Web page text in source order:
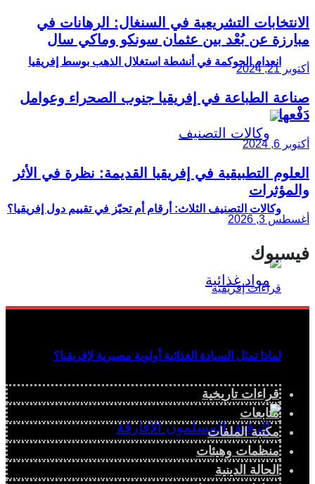
انعدام الحوكمة في أنشطة استغلال الذهب بوسط إفريقيا
وكالات التصنيف الثلاث: أرقام أم تحيّز في تقييم دول إفريقيا؟
لماذا تمثل السيادة الغذائية أولوية مصيرية لإفريقيا؟
الانتخابات التشريعية في السنغال: الرهانات في
مبارزة عن بُعْد بين عثمان سونكو وماكي سال
أكتوبر 21, 2024
صناعة الطباعة في إفريقيا جنوب الصحراء وعوامل
دَفْعها
أكتوبر 6, 2024
العلوم التطبيقية في إفريقيا القديمة: نظرة في الأثر
والمؤثرات
أغسطس 3, 2026
فيسبوك
قراءات تاريخية
متابعات
مكتبة الملفات
منظمات وهيئات
الحالة الدينية